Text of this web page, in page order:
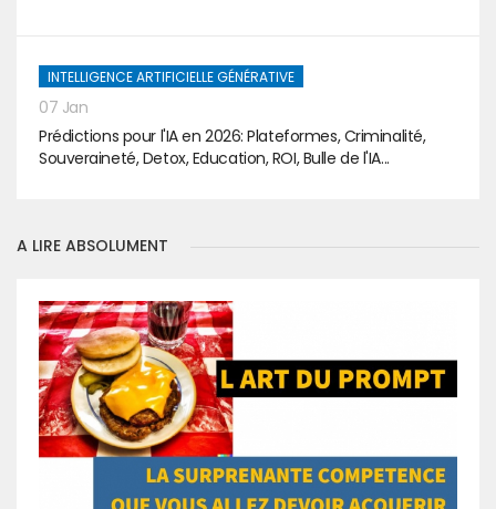
INTELLIGENCE ARTIFICIELLE GÉNÉRATIVE
07 Jan
Prédictions pour l'IA en 2026: Plateformes, Criminalité,
Souveraineté, Detox, Education, ROI, Bulle de l'IA...
A LIRE ABSOLUMENT